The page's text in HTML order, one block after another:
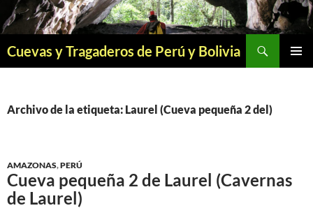
Saltar
al
Cuevas y Tragaderos de Perú y Bolivia
Archivo de la etiqueta: Laurel (Cueva pequeña 2 del)
AMAZONAS,PERÚ
Cueva pequeña 2 de Laurel (Cavernas
de Laurel)